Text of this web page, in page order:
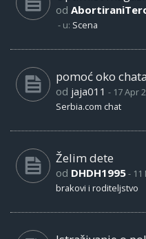
od
- u: Scena
pomoć oko chata
od jaja011 - 17 Apr
Serbia.com chat
Želim dete
od DHDH1995- 11
brakovi i roditeljstvo